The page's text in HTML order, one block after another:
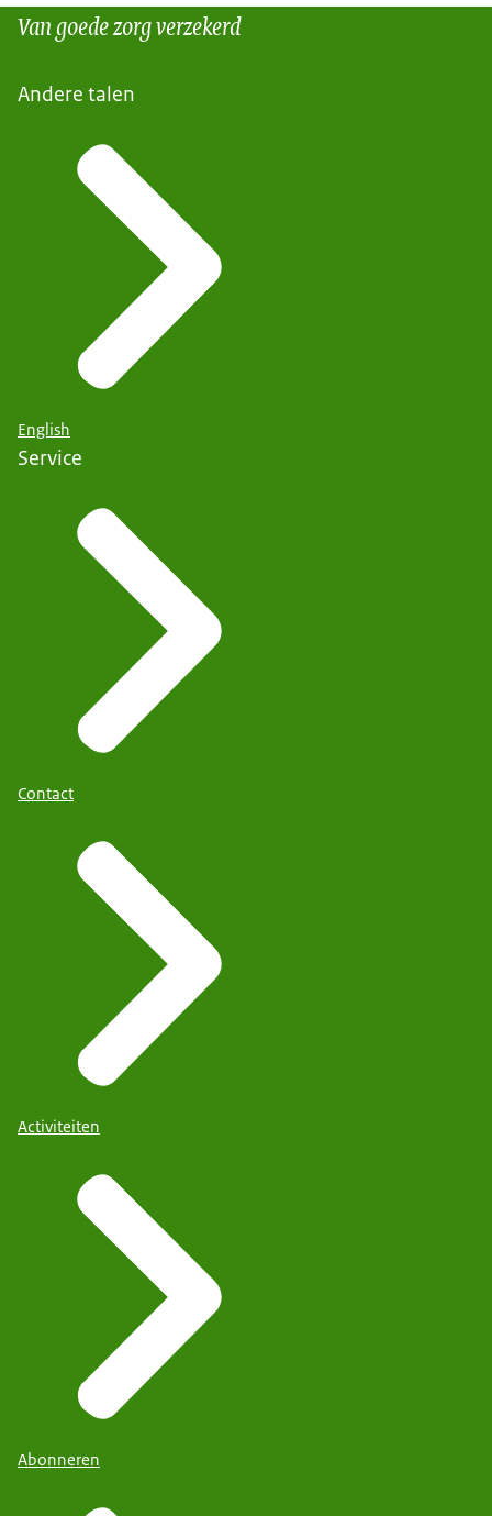
Van goede zorg verzekerd
Andere talen
English
Service
Contact
Activiteiten
Abonneren